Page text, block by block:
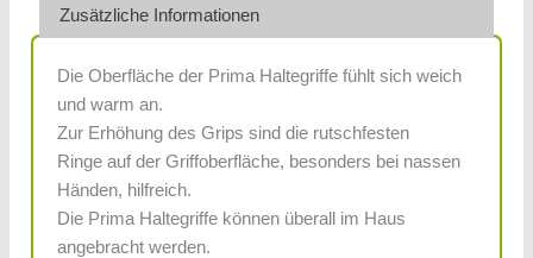
Zusätzliche Informationen
Die Oberfläche der Prima Haltegriffe fühlt sich weich
und warm an.
Zur Erhöhung des Grips sind die rutschfesten
Ringe auf der Griffoberfläche, besonders bei nassen
Händen, hilfreich.
Die Prima Haltegriffe können überall im Haus
angebracht werden.